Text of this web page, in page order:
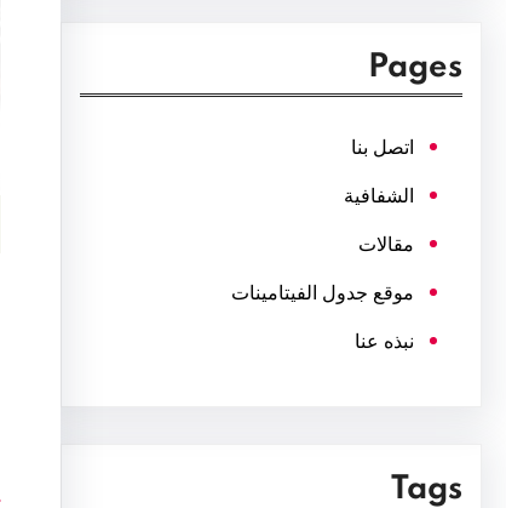
Pages
اتصل بنا
الشفافية
مقالات
موقع جدول الفيتامينات
نبذه عنا
Tags